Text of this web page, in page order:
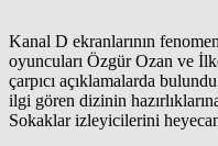
Kanal D ekranlarının
oyuncuları Özgür Ozan ve
çarpıcı açıklamalarda
ilgi gören dizinin
Sokaklar izleyicilerini